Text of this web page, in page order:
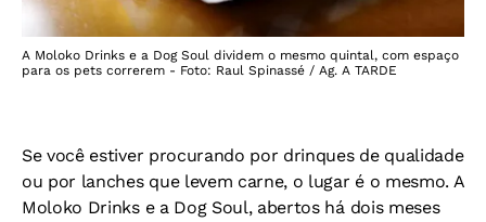
A Moloko Drinks e a Dog Soul dividem o mesmo quintal, com espaço
para os pets correrem - Foto: Raul Spinassé / Ag. A TARDE
Se você estiver procurando por drinques de qualidade
ou por lanches que levem carne, o lugar é o mesmo. A
Moloko Drinks e a Dog Soul, abertos há dois meses